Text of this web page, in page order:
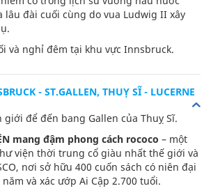
lâu đài cuối cùng do vua Ludwig II xây
và nghỉ đêm tại khu vực Innsbruck.
- ST.GALLEN, THUỴ SĨ - LUCERNE
giới để đến bang Gallen của Thuỵ Sĩ.
mang đậm phong cách rococo – một
viện thời trung cổ giàu nhất thế giới và
nơi sở hữu 400 cuốn sách có niên đại
và xác ướp Ai Cập 2.700 tuổi.